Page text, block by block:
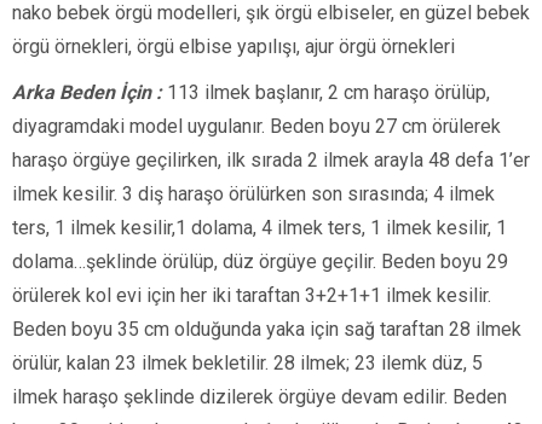
nako bebek örgü modelleri, şık örgü elbiseler, en güzel bebek
örgü örnekleri, örgü elbise yapılışı, ajur örgü örnekleri
Arka Beden İçin :113 ilmek başlanır, 2 cm haraşo örülüp,
diyagramdaki model uygulanır. Beden boyu 27 cm örülerek
haraşo örgüye geçilirken, ilk sırada 2 ilmek arayla 48 defa 1’er
ilmek kesilir. 3 diş haraşo örülürken son sırasında; 4 ilmek
ters, 1 ilmek kesilir,1 dolama, 4 ilmek ters, 1 ilmek kesilir, 1
dolama…şeklinde örülüp, düz örgüye geçilir. Beden boyu 29
örülerek kol evi için her iki taraftan 3+2+1+1 ilmek kesilir.
Beden boyu 35 cm olduğunda yaka için sağ taraftan 28 ilmek
örülür, kalan 23 ilmek bekletilir. 28 ilmek; 23 ilemk düz, 5
ilmek haraşo şeklinde dizilerek örgüye devam edilir. Beden